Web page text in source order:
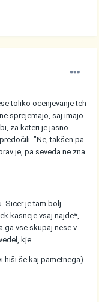
toliko ocenjevanje teh
sprejemajo, saj imajo
za kateri je jasno
"Ne, takšen pa
je, pa seveda ne zna
Sicer je tam bolj
kasneje vsaj najde*,
ga vse skupaj nese v
kje ...
hiši še kaj pametnega)